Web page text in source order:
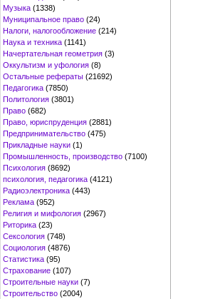
Музыка (1338)
Муниципальное право (24)
Налоги, налогообложение (214)
Наука и техника (1141)
Начертательная геометрия (3)
Оккультизм и уфология (8)
Остальные рефераты (21692)
Педагогика (7850)
Политология (3801)
Право (682)
Право, юриспруденция (2881)
Предпринимательство (475)
Прикладные науки (1)
Промышленность, производство (7100)
Психология (8692)
психология, педагогика (4121)
Радиоэлектроника (443)
Реклама (952)
Религия и мифология (2967)
Риторика (23)
Сексология (748)
Социология (4876)
Статистика (95)
Страхование (107)
Строительные науки (7)
Строительство (2004)